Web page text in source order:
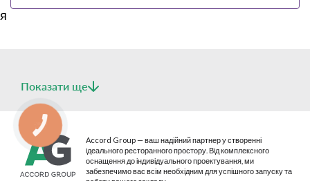
я
Показати ще
Accord Group — ваш надійний партнер у створенні
ідеального ресторанного простору. Від комплексного
оснащення до індивідуального проектування, ми
забезпечимо вас всім необхідним для успішного запуску та
КНОПКА
СВЯЗИ